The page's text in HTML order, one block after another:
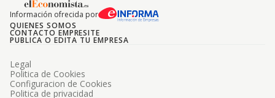
Información ofrecida por
QUIENES SOMOS
CONTACTO EMPRESITE
PUBLICA O EDITA TU EMPRESA
Legal
Politica de Cookies
Configuracion de Cookies
Politica de privacidad